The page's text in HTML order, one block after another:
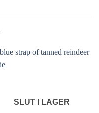
SLUT I LAGER